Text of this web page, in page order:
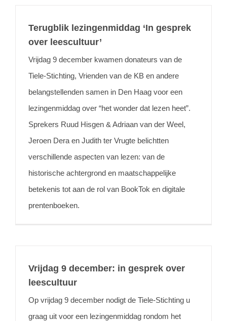
Terugblik lezingenmiddag ‘In gesprek
over leescultuur’
Vrijdag 9 december kwamen donateurs van de
Tiele-Stichting, Vrienden van de KB en andere
belangstellenden samen in Den Haag voor een
lezingenmiddag over “het wonder dat lezen heet”.
Sprekers Ruud Hisgen & Adriaan van der Weel,
Jeroen Dera en Judith ter Vrugte belichtten
verschillende aspecten van lezen: van de
historische achtergrond en maatschappelijke
betekenis tot aan de rol van BookTok en digitale
prentenboeken.
Vrijdag 9 december: in gesprek over
leescultuur
Op vrijdag 9 december nodigt de Tiele-Stichting u
graag uit voor een lezingenmiddag rondom het